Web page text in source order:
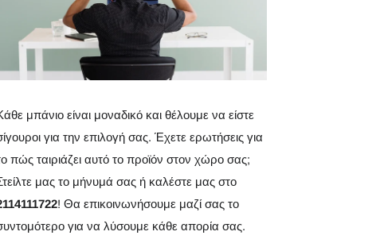
μπάνιο είναι μοναδικό και θέλουμε να είστε
για την επιλογή σας. Έχετε ερωτήσεις για
πώς ταιριάζει αυτό το προϊόν στον χώρο σας;
μας το μήνυμά σας ή καλέστε μας στο
! Θα επικοινωνήσουμε μαζί σας το
για να λύσουμε κάθε απορία σας.